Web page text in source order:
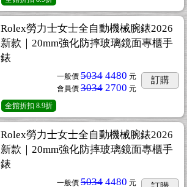
Rolex勞力士女士全自動機械腕錶2026
新款｜20mm強化防摔玻璃鏡面專櫃手
錶
一般價 5034 4480 元
會員價 3034 2700 元
訂購
全館折扣 8.9折
Rolex勞力士女士全自動機械腕錶2026
新款｜20mm強化防摔玻璃鏡面專櫃手
錶
一般價 5034 4480 元